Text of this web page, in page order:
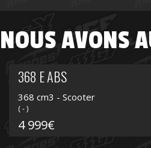
NOUS AVONS
368 E ABS
368 cm3 - Scooter
( - )
4 999€